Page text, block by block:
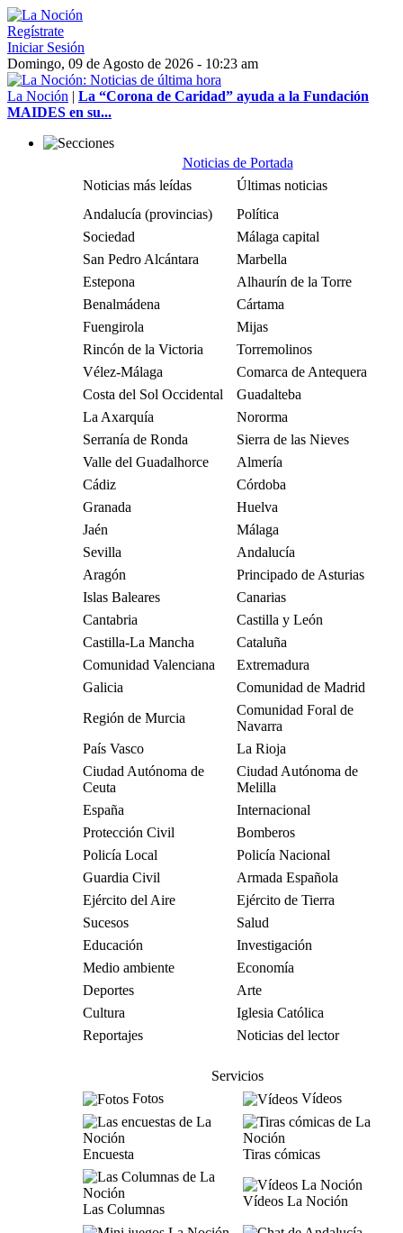
Regístrate
Iniciar Sesión
Domingo, 09 de Agosto de 2026 - 10:23 am
La Noción | La “Corona de Caridad” ayuda a la Fundación
MAIDES en su...
Noticias de Portada
Noticias más leídas
Últimas noticias
Andalucía (provincias)
Política
Sociedad
Málaga capital
San Pedro Alcántara
Marbella
Estepona
Alhaurín de la Torre
Benalmádena
Cártama
Fuengirola
Mijas
Rincón de la Victoria
Torremolinos
Vélez-Málaga
Comarca de Antequera
Costa del Sol Occidental
Guadalteba
La Axarquía
Nororma
Serranía de Ronda
Sierra de las Nieves
Valle del Guadalhorce
Almería
Cádiz
Córdoba
Granada
Huelva
Jaén
Málaga
Sevilla
Andalucía
Aragón
Principado de Asturias
Islas Baleares
Canarias
Cantabria
Castilla y León
Castilla-La Mancha
Cataluña
Comunidad Valenciana
Extremadura
Galicia
Comunidad de Madrid
Región de Murcia
Comunidad Foral de
Navarra
País Vasco
La Rioja
Ciudad Autónoma de
Ceuta
Ciudad Autónoma de
Melilla
España
Internacional
Protección Civil
Bomberos
Policía Local
Policía Nacional
Guardia Civil
Armada Española
Ejército del Aire
Ejército de Tierra
Sucesos
Salud
Educación
Investigación
Medio ambiente
Economía
Deportes
Arte
Cultura
Iglesia Católica
Reportajes
Noticias del lector
Servicios
Fotos
Vídeos
Encuesta Tiras cómicas
Las Columnas
Vídeos La Noción